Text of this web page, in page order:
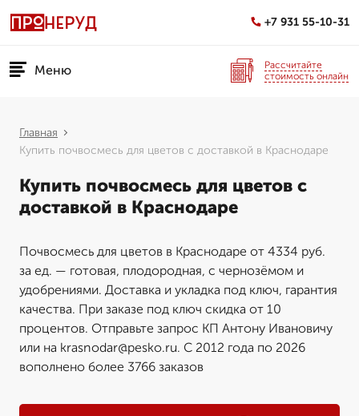
+7 931 55-10-31
Меню
Рассчитайте
стоимость онлайн
Главная
Купить почвосмесь для цветов с доставкой в Краснодаре
Купить почвосмесь для цветов с
доставкой в Краснодаре
Почвосмесь для цветов в Краснодаре от 4334 руб.
за ед. — готовая, плодородная, с чернозёмом и
удобрениями. Доставка и укладка под ключ, гарантия
качества. При заказе под ключ скидка от 10
процентов. Отправьте запрос КП Антону Ивановичу
или на krasnodar@pesko.ru. С 2012 года по 2026
вополнено более 3766 заказов